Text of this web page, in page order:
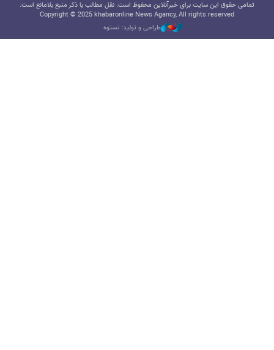
تمامی حقوق این سایت برای خبرآنلاین محفوظ است. نقل مطالب با ذکر منبع بلامانع است.
Copyright © 2025 khabaronline News Agancy, All rights reserved
طراحی و تولید: نستوه